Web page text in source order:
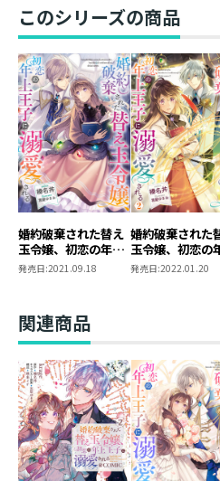
道具」を巡って、命を賭すことに
「君の替わりなんてどこにもいな
「――もう離れません」
死がふたりを分かつまで離れ
ジー最終巻！
このシリーズの商品
婚約破棄された替え
玉令嬢、初恋の年上
王子に溺愛される
発売日:2021.09.18
婚約破棄された
玉令嬢、初恋の
王子に溺愛される
発売日:2022.01.20
関連商品